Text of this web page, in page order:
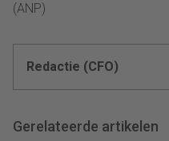
(ANP)
Redactie (CFO)
Gerelateerde artikelen